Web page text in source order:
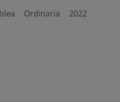
Ordinaria 2022